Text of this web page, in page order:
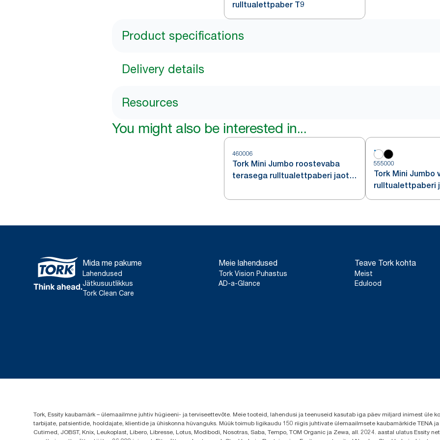
rulltualettpaber T9
Product specifications
Delivery details
Resources
You might also be interested in...
460006
Tork Mini Jumbo roostevaba
terasega rulltualettpaberi jaotur
555000
Tork Mini Jumbo
rulltualettpaberi
Mida me pakume
Lahendused
Jätkusuutlikkus
Tork Clean Care
Meie lahendused
Tork Vision Puhastus
AD-a-Glance
Teave Tork kohta
Meist
Edulood
Tork, Essity kaubamärk – ülemaailmne juhtiv hügieeni- ja terviseettevõte. Meie tooteid, lahendusi ja teenuseid kasutab iga päev miljard inimest üle
tarbijate, patsientide, hooldajate, klientide ja ühiskonna hüvanguks. Müük toimub ligikaudu 150 riigis juhtivate ülemaailmsete kaubamärkide TENA
Cutimed, JOBST, Knix, Leukoplast, Libero, Libresse, Lotus, Modibodi, Nosotras, Saba, Tempo, TOM Organic ja Zewa, all. 2024. aastal ulatus Essity